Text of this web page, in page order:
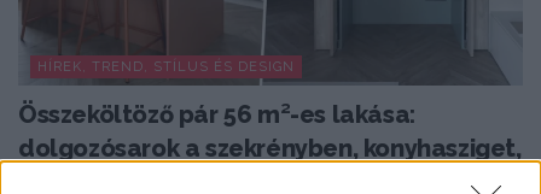
HÍREK, TREND, STÍLUS ÉS DESIGN
Összeköltöző pár 56 m²-es lakása:
dolgozósarok a szekrényben, konyhasziget,